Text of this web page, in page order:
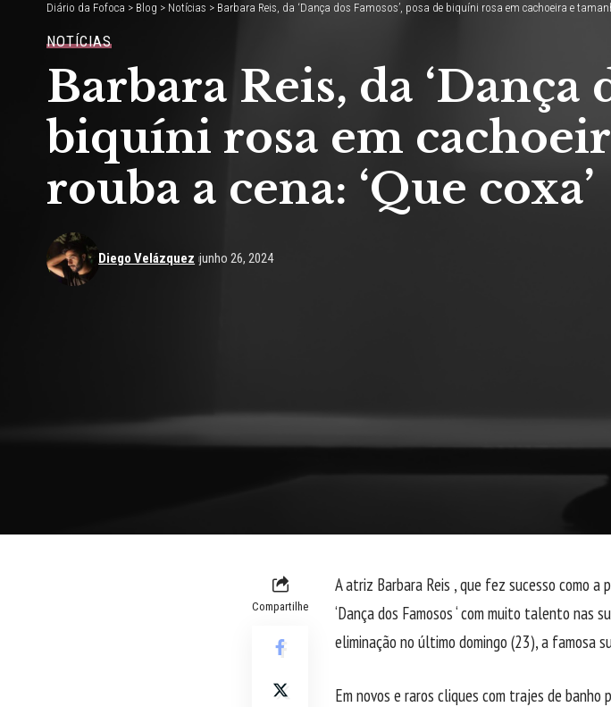
Diário da Fofoca > Blog > Notícias > Barbara Reis, da ‘Dança dos Famosos’, posa de biquíni rosa em cachoeira e
NOTÍCIAS
Barbara Reis, da ‘Dança
biquíni rosa em
rouba a cena: ‘Que coxa’
Diego Velázquez junho 26, 2024
Compartilhe
A atriz Barbara Reis , que fez sucesso como a
‘Dança dos Famosos ‘ com muito talento nas
eliminação no último domingo (23), a famosa
Em novos e raros cliques com trajes de